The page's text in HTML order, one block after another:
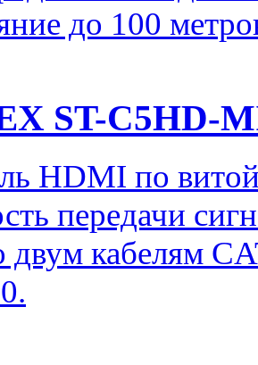
до 100
ST-C5HD-
HDMI по
передачи
двум кабелям